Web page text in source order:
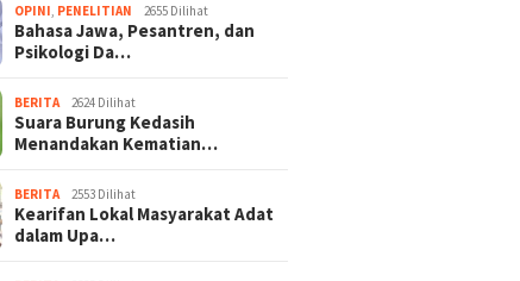
OPINI PENELITIAN 2655 Dilihat
Bahasa Jawa, Pesantren, dan
Psikologi Da…
BERITA 2624 Dilihat
Suara Burung Kedasih
Menandakan Kematian…
BERITA 2553 Dilihat
Kearifan Lokal Masyarakat Adat
dalam Upa…